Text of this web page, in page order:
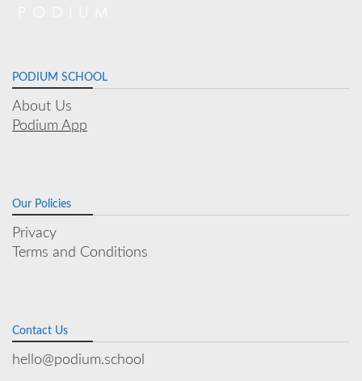
PODIUM SCHOOL
About Us
Podium App
Our Policies
Privacy
Terms and Conditions
Contact Us
hello@podium.school